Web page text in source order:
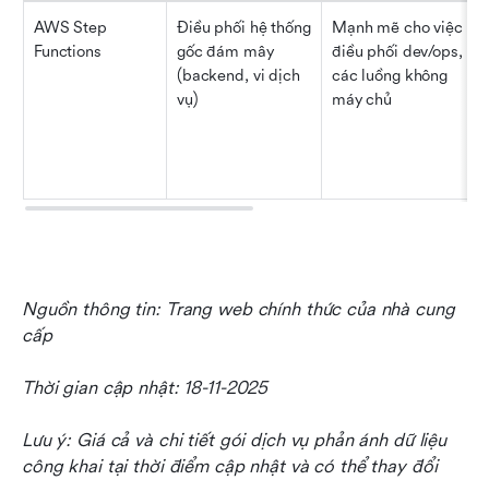
AWS Step
Functions
Điều phối hệ thống
gốc đám mây
(backend, vi dịch
vụ)
Mạnh mẽ cho việc
điều phối dev/ops,
các luồng không
máy chủ
Nguồn thông tin: Trang web chính thức của nhà cung
cấp
Thời gian cập nhật: 18-11-2025
Lưu ý: Giá cả và chi tiết gói dịch vụ phản ánh dữ liệu
công khai tại thời điểm cập nhật và có thể thay đổi